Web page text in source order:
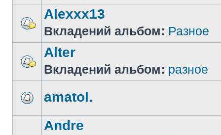
Alexxx13
Вкладений альбом: Разное
Alter
Вкладений альбом: разное
amatol.
Andre